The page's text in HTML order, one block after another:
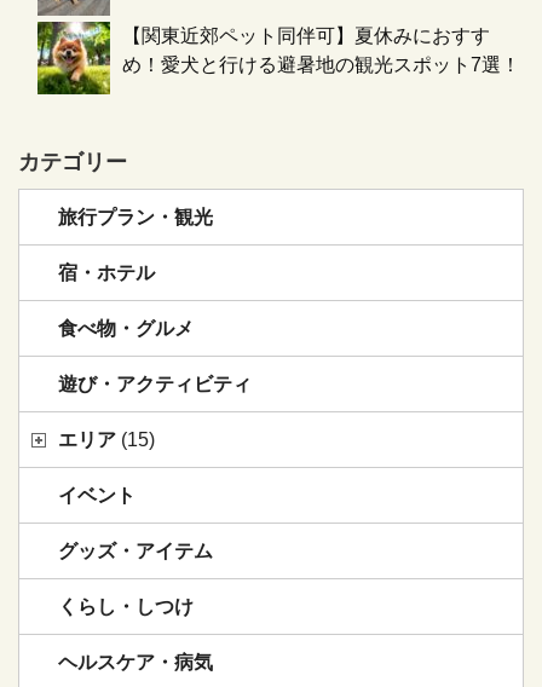
【関東近郊ペット同伴可】夏休みにおすす
め！愛犬と行ける避暑地の観光スポット7選！
カテゴリー
旅行プラン・観光
宿・ホテル
食べ物・グルメ
遊び・アクティビティ
エリア (15)
イベント
グッズ・アイテム
くらし・しつけ
ヘルスケア・病気